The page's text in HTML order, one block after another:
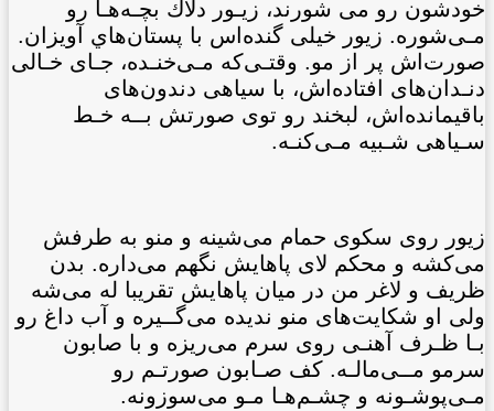
خودشون رو می شورند، زيـور دلاك بچـه‌هـا رو
مـی‌شوره. زيور خيلی گنده‌اس با پستان‌هاي آويزان.
صورت‌اش پر از مو. وقتـی‌که مـی‌خنـده، جـای خـالی
دنـدان‌های افتاده‌اش، با سياهی دندون‌های
باقيمانده‌اش، لبخند رو توی صورتش بــه خـط
سـياهی شـبيه مـی‌کنـه.
زيور روی سكوی حمام می‌شينه و منو به طرفش
می‌کشه و محكم لای پاهايش نگهم می‌داره. بدن
ظريف و لاغر من در ميان پاهايش تقريبا له می‌شه
ولی او شكايت‌های منو نديده می‌گــيره و آب داغ رو
بـا ظـرف آهنـی روی سرم می‌ريزه و با صابون
سرمو مــی‌مالـه. کف صـابون صورتـم رو
مـی‌پوشـونه و چشـم‌هـا مـو می‌سوزونه.